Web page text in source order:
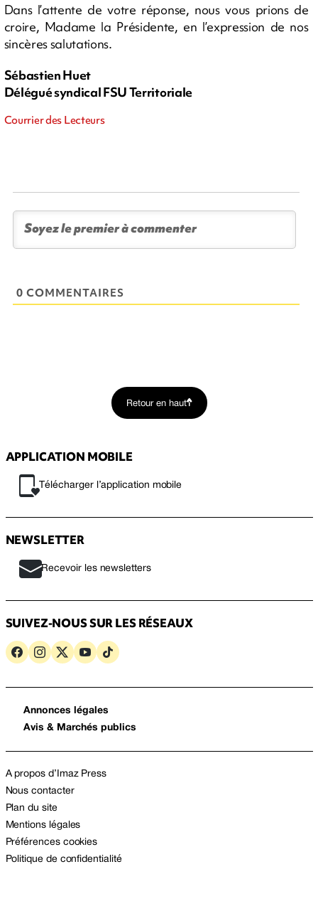
Dans l’attente de votre réponse, nous vous prions de
croire, Madame la Présidente, en l’expression de nos
sincères salutations.
Sébastien Huet
Délégué syndical FSU Territoriale
Courrier des Lecteurs
0 COMMENTAIRES
Retour en haut
APPLICATION MOBILE
Télécharger l’application mobile
NEWSLETTER
Recevoir les newsletters
SUIVEZ-NOUS SUR LES RÉSEAUX
Annonces légales
Avis & Marchés publics
A propos d’Imaz Press
Nous contacter
Plan du site
Mentions légales
Préférences cookies
Politique de confidentialité